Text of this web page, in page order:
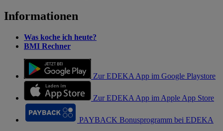
Informationen
Was koche ich heute?
BMI Rechner
Zur EDEKA App im Google Playstore
Zur EDEKA App im Apple App Store
PAYBACK Bonusprogramm bei EDEKA